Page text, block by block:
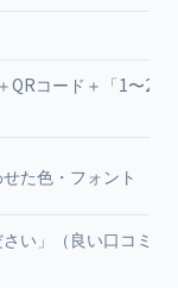
QRコード＋「1〜2分
た色・フォント
い」（良い口コミを